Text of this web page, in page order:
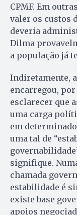
CPMF. Em
valer os custos
deveria
Dilma
a população já
Indiretamente,
encarregou,
esclarecer que
uma carga
em
uma tal de
signifique.
chamada
estabilidade é
existe base
apoios